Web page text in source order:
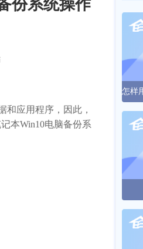
份系统操作
应用程序，因此，
本Win10电脑备份系